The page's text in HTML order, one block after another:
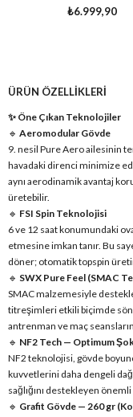
₺6.999,90
ÜRÜN ÖZELLIKLERI
✨ Öne Çıkan Teknolojiler
🔹 Aeromodular Gövde
9. nesil Pure Aero ailesinin
havadaki direnci minimize
aynı aerodinamik avantaj
üretebilir.
🔹 FSI Spin Teknolojisi
6 ve 12 saat konumundaki
etmesine imkan tanır. Bu
döner; otomatik topspin
🔹 SWX Pure Feel (SMAC
SMAC malzemesiyle
titreşimleri etkili biçimde
antrenman ve maç
🔹 NF2 Tech — Optimum
NF2 teknolojisi, gövde
kuvvetlerini daha dengeli
sağlığını destekleyen önemli
🔹 Grafit Gövde — 260 gr